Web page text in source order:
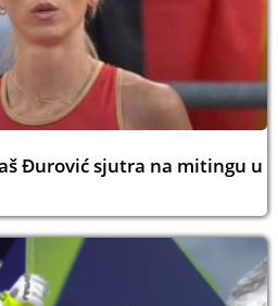
Đurović sjutra na mitingu u